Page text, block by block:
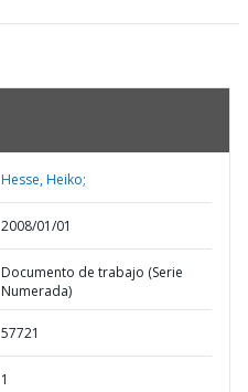
Hesse, Heiko;
2008/01/01
Documento de trabajo (Serie
Numerada)
57721
1